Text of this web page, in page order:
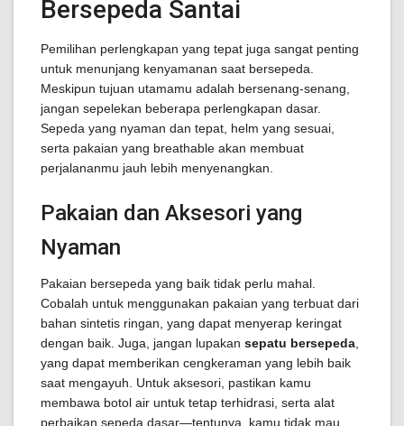
Bersepeda Santai
Pemilihan perlengkapan yang tepat juga sangat penting
untuk menunjang kenyamanan saat bersepeda.
Meskipun tujuan utamamu adalah bersenang-senang,
jangan sepelekan beberapa perlengkapan dasar.
Sepeda yang nyaman dan tepat, helm yang sesuai,
serta pakaian yang breathable akan membuat
perjalananmu jauh lebih menyenangkan.
Pakaian dan Aksesori yang
Nyaman
Pakaian bersepeda yang baik tidak perlu mahal.
Cobalah untuk menggunakan pakaian yang terbuat dari
bahan sintetis ringan, yang dapat menyerap keringat
dengan baik. Juga, jangan lupakan sepatu bersepeda
yang dapat memberikan cengkeraman yang lebih baik
saat mengayuh. Untuk aksesori, pastikan kamu
membawa botol air untuk tetap terhidrasi, serta alat
perbaikan sepeda dasar—tentunya, kamu tidak mau